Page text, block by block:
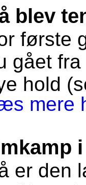
blev
første
gået
hold
mere
er den